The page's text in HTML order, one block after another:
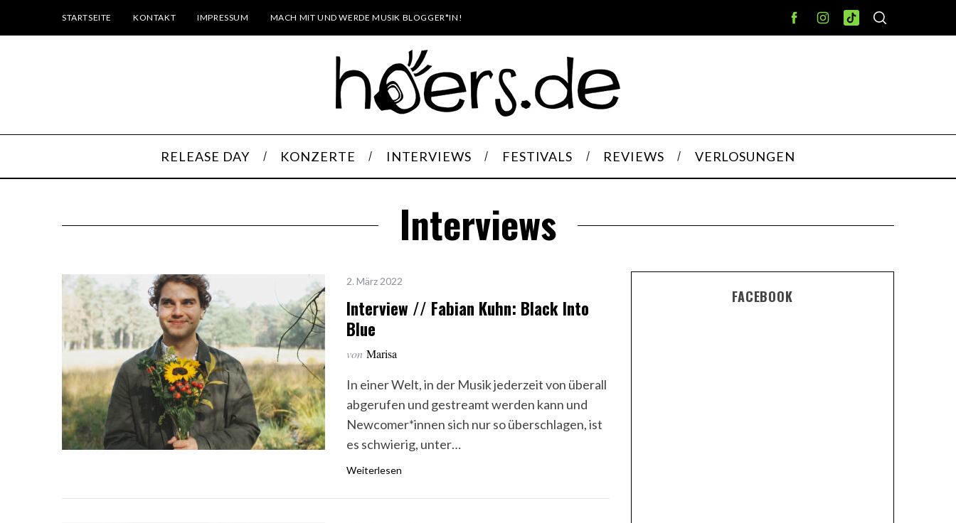
STARTSEITE KONTAKT IMPRESSUM MACH MIT UND WERDE MUSIK BLOGGER*IN!
RELEASE DAY KONZERTE INTERVIEWS FESTIVALS REVIEWS VERLOSUNGEN
Interviews
2. März 2022
Interview // Fabian Kuhn: Black Into
Blue
von Marisa
In einer Welt, in der Musik jederzeit von überall
abgerufen und gestreamt werden kann und
Newcomer*innen sich nur so überschlagen, ist
es schwierig, unter…
Weiterlesen
FACEBOOK